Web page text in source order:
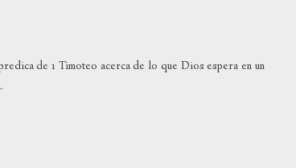
o
de 1 Timoteo acerca de lo que Dios espera en un